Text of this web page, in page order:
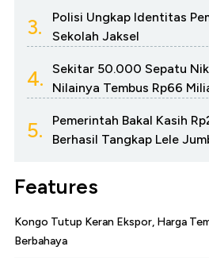
3.
Polisi Ungkap Identitas
Sekolah Jaksel
4.
Sekitar 50.000 Sepatu
Nilainya Tembus Rp66
5.
Pemerintah Bakal Kasih
Berhasil Tangkap Lele
Features
Kongo Tutup Keran Ekspor, Harga
Berbahaya